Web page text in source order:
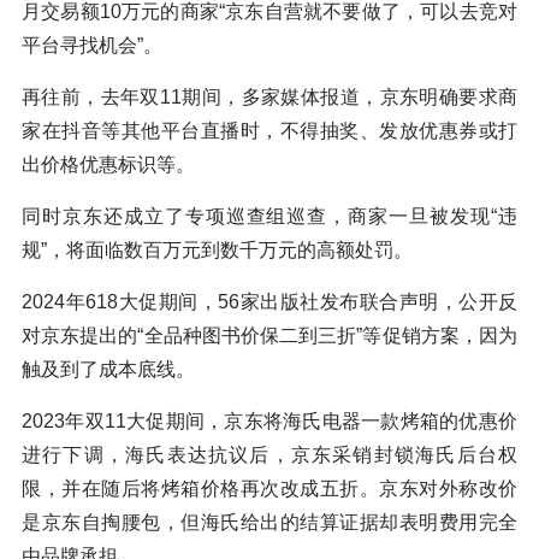
月交易额10万元的商家“京东自营就不要做了，可以去竞对
平台寻找机会”。
再往前，去年双11期间，多家媒体报道，京东明确要求商
家在抖音等其他平台直播时，不得抽奖、发放优惠券或打
出价格优惠标识等。
同时京东还成立了专项巡查组巡查，商家一旦被发现“违
规”，将面临数百万元到数千万元的高额处罚。
2024年618大促期间，56家出版社发布联合声明，公开反
对京东提出的“全品种图书价保二到三折”等促销方案，因为
触及到了成本底线。
2023年双11大促期间，京东将海氏电器一款烤箱的优惠价
进行下调，海氏表达抗议后，京东采销封锁海氏后台权
限，并在随后将烤箱价格再次改成五折。京东对外称改价
是京东自掏腰包，但海氏给出的结算证据却表明费用完全